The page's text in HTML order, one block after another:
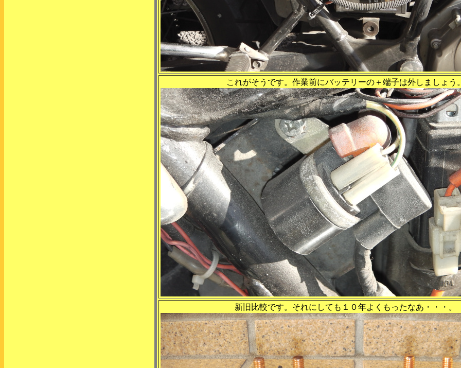
これがそうです。作業前にバッテリーの＋端子は外しましょう
新旧比較です。それにしても１０年よくもったなあ・・・。